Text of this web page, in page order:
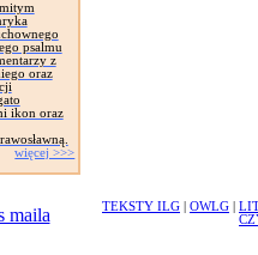
psalmu
z
oraz
ikon oraz
więcej >>>
TEKSTY ILG OWLG